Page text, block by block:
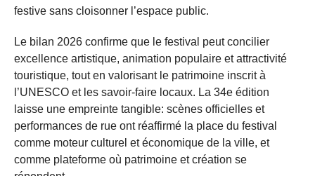
festive sans cloisonner l’espace public.
Le bilan 2026 confirme que le festival peut concilier
excellence artistique, animation populaire et attractivité
touristique, tout en valorisant le patrimoine inscrit à
l’UNESCO et les savoir-faire locaux. La 34e édition
laisse une empreinte tangible: scènes officielles et
performances de rue ont réaffirmé la place du festival
comme moteur culturel et économique de la ville, et
comme plateforme où patrimoine et création se